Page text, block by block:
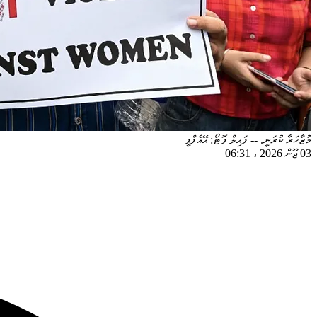
މުޒާހަރާ ކުރަނީ. -- ފައިލް ފޮޓޯ: އޭއެފްޕީ
03 ޖޫން 2026
، 06:31